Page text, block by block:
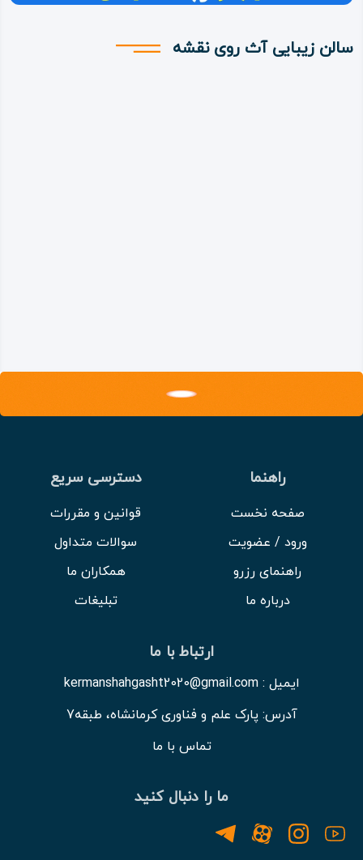
سالن زیبایی آث روی نقشه
راهنما
صفحه نخست
ورود / عضویت
راهنمای رزرو
درباره ما
دسترسی سریع
قوانین و مقررات
سوالات متداول
همکاران ما
تبلیغات
ارتباط با ما
ایمیل : kermanshahgasht2020@gmail.com
آدرس: پارک علم و فناوری کرمانشاه، طبقه7
تماس با ما
ما را دنبال کنید